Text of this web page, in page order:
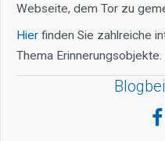
Webseite, dem Tor zu
Hier finden Sie zahlreiche
Thema Erinnerungsobjekte.